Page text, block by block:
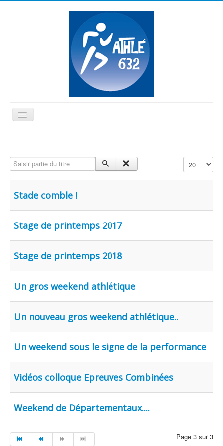
Basculer
la
Vous êtes ici : Accueil Piste
Saisir partie du titre Affichage #
Stade comble !
Stage de printemps 2017
Stage de printemps 2018
Un gros weekend athlétique
Un nouveau gros weekend athlétique..
Un weekend sous le signe de la performance
Vidéos colloque Epreuves Combinées
Weekend de Départementaux....
Page 3 sur 3